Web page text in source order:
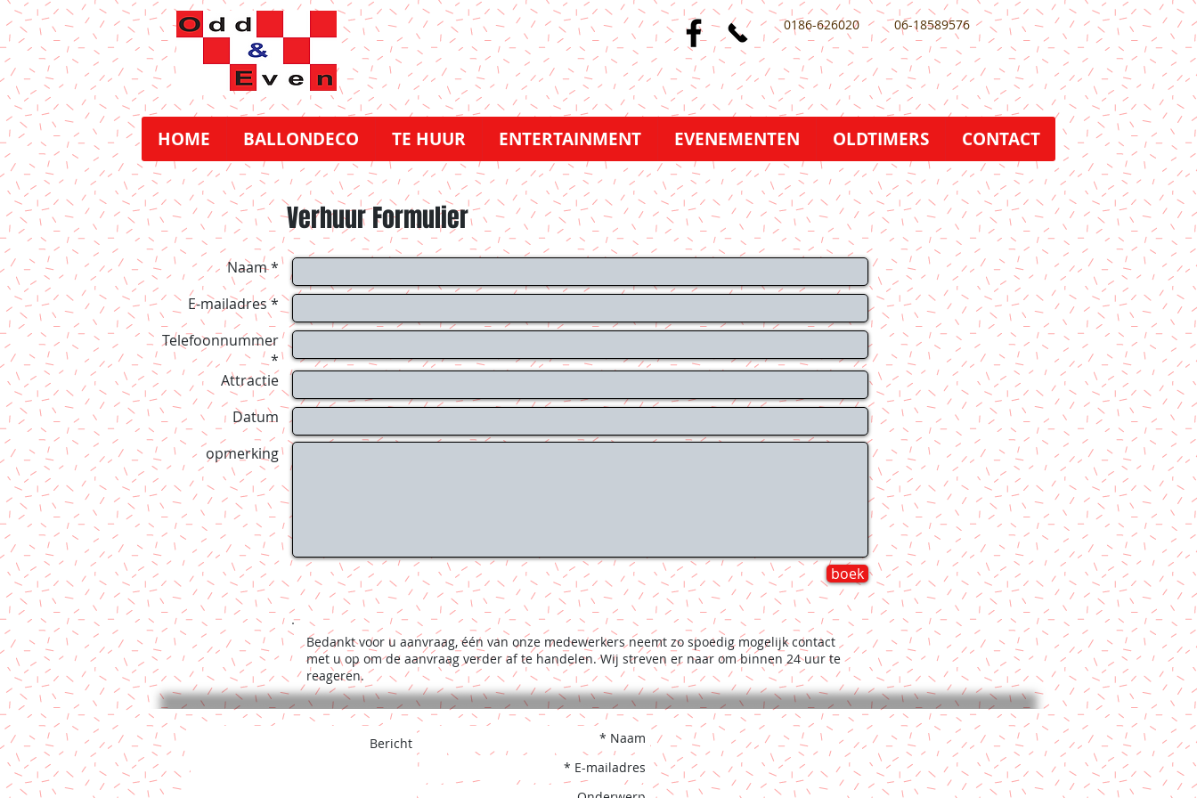
0186-626020 06-18589576
HOME BALLONDECO TE HUUR ENTERTAINMENT EVENEMENTEN OLDTIMERS CONTACT
Verhuur Formulier
Naam *
E-mailadres *
Telefoonnummer
*
Attractie
Datum
opmerking
boek
Bedankt voor u aanvraag, één van onze medewerkers neemt zo spoedig mogelijk contact
met u op om de aanvraag verder af te handelen. Wij streven er naar om binnen 24 uur te
reageren.